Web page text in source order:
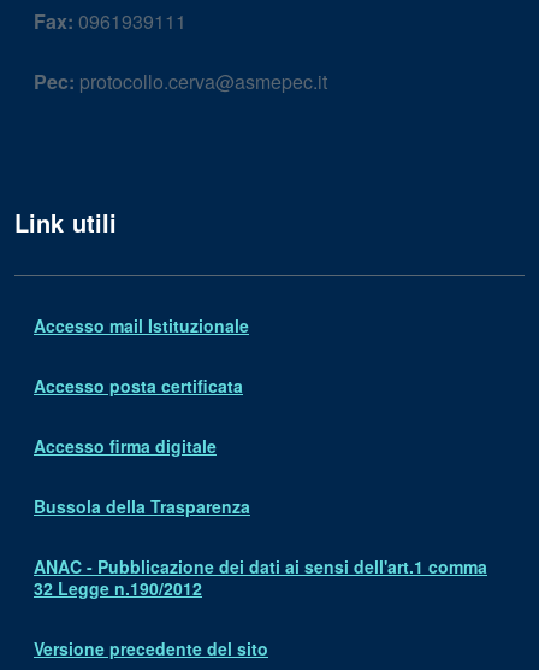
Fax: 0961939111
Pec: protocollo.cerva@asmepec.it
Link utili
Accesso mail Istituzionale
Accesso posta certificata
Accesso firma digitale
Bussola della Trasparenza
ANAC - Pubblicazione dei dati ai sensi dell'art.1 comma
32 Legge n.190/2012
Versione precedente del sito